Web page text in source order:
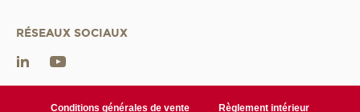
RÉSEAUX SOCIAUX
Conditions générales de vente Règlement intérieur